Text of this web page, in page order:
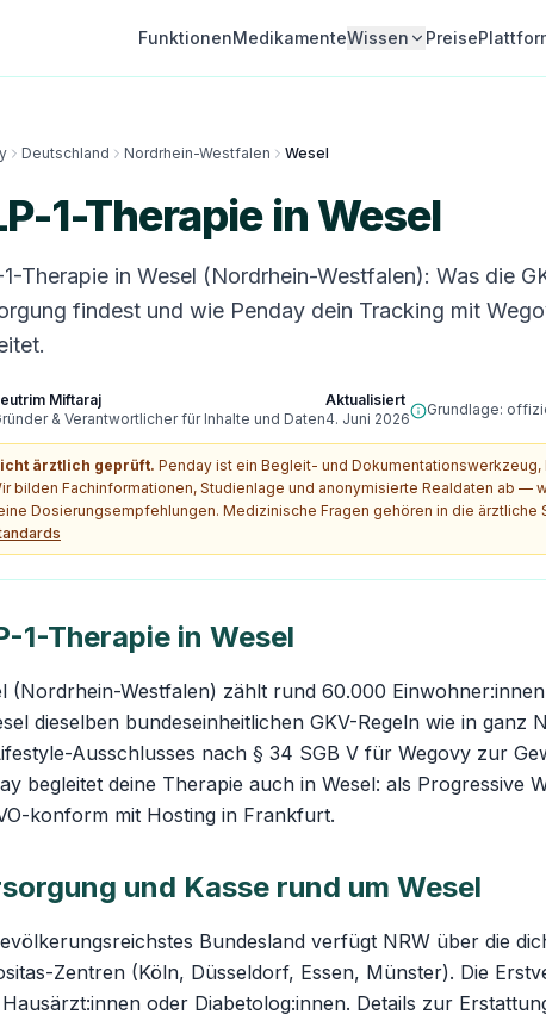
FunktionenMedikamenteWissen Preise
Deutschland Nordrhein-Westfalen Wesel
1-Therapie in Wesel
1-Therapie in Wesel (Nordrhein-Westfalen): Was die
findest und wie Penday dein Tracking mit
Miftaraj
& Verantwortlicher für Inhalte und Daten
Aktualisiert
4. Juni 2026
Grundlage:
ärztlich geprüft. Penday ist ein Begleit- und
bilden Fachinformationen, Studienlage und anonymisierte Realdaten ab —
Dosierungsempfehlungen. Medizinische Fragen gehören in die ärztliche
1-Therapie in Wesel
(Nordrhein-Westfalen) zählt rund 60.000
dieselben bundeseinheitlichen GKV-Regeln wie in
Ausschlusses nach § 34 SGB V für Wegovy zur
begleitet deine Therapie auch in Wesel: als Progressive
konform mit Hosting in Frankfurt.
und Kasse rund um Wesel
Bundesland verfügt NRW über die
Zentren (Köln, Düsseldorf, Essen, Münster). Die
oder Diabetolog:innen. Details zur